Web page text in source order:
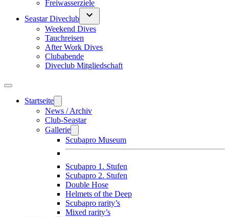
Freiwasserziele
Seastar Diveclub
Weekend Dives
Tauchreisen
After Work Dives
Clubabende
Diveclub Mitgliedschaft
Startseite
News / Archiv
Club-Seastar
Gallerie
Scubapro Museum
Scubapro 1. Stufen
Scubapro 2. Stufen
Double Hose
Helmets of the Deep
Scubapro rarity’s
Mixed rarity’s